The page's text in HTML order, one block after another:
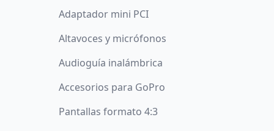
Adaptador mini PCI
Altavoces y micrófonos
Audioguía inalámbrica
Accesorios para GoPro
Pantallas formato 4:3